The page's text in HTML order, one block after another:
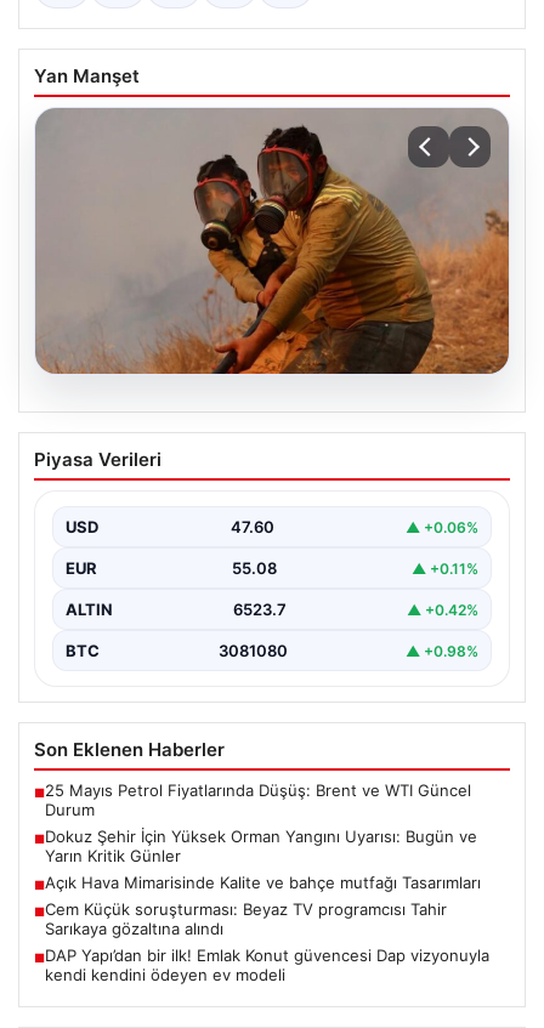
Yan Manşet
04.08.2026
Dokuz Şehir İçin Yüksek Orman Yangını
Uyarısı: Bugün ve Yarın Kritik Günler
kesimlerinde yer alan toplam dokuz şehri yüksek…
Piyasa Verileri
USD 47.60 ▲ +0.06%
EUR 55.08 ▲ +0.11%
ALTIN 6523.7 ▲ +0.42%
BTC 3081080 ▲ +0.98%
Son Eklenen Haberler
■25 Mayıs Petrol Fiyatlarında Düşüş: Brent ve WTI Güncel
Durum
■Dokuz Şehir İçin Yüksek Orman Yangını Uyarısı: Bugün ve
Yarın Kritik Günler
■Açık Hava Mimarisinde Kalite ve bahçe mutfağı Tasarımları
■Cem Küçük soruşturması: Beyaz TV programcısı Tahir
Sarıkaya gözaltına alındı
■DAP Yapı’dan bir ilk! Emlak Konut güvencesi Dap vizyonuyla
kendi kendini ödeyen ev modeli